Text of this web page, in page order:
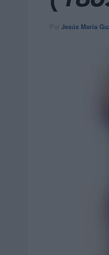
Por Jesús María